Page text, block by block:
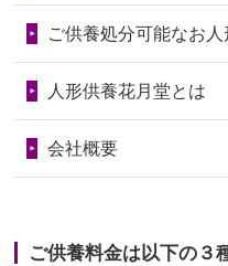
句に贈って...
2026/06/23ありがとう
の祖父母か...
第70回人形供養祭令
第68回人形供養祭令
ご供養処分可能なお人
人形供養花月堂とは
会社概要
ご供養料金は以下の３